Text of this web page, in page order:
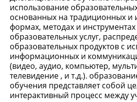
использование
основанных на традиционных
формах, методах и
образовательных услуг,
образовательных продуктов с
информационных и
(видео, аудио, компьютер,
телевидение , и т.д.).
обучения представляет собой
интерактивный процесс между